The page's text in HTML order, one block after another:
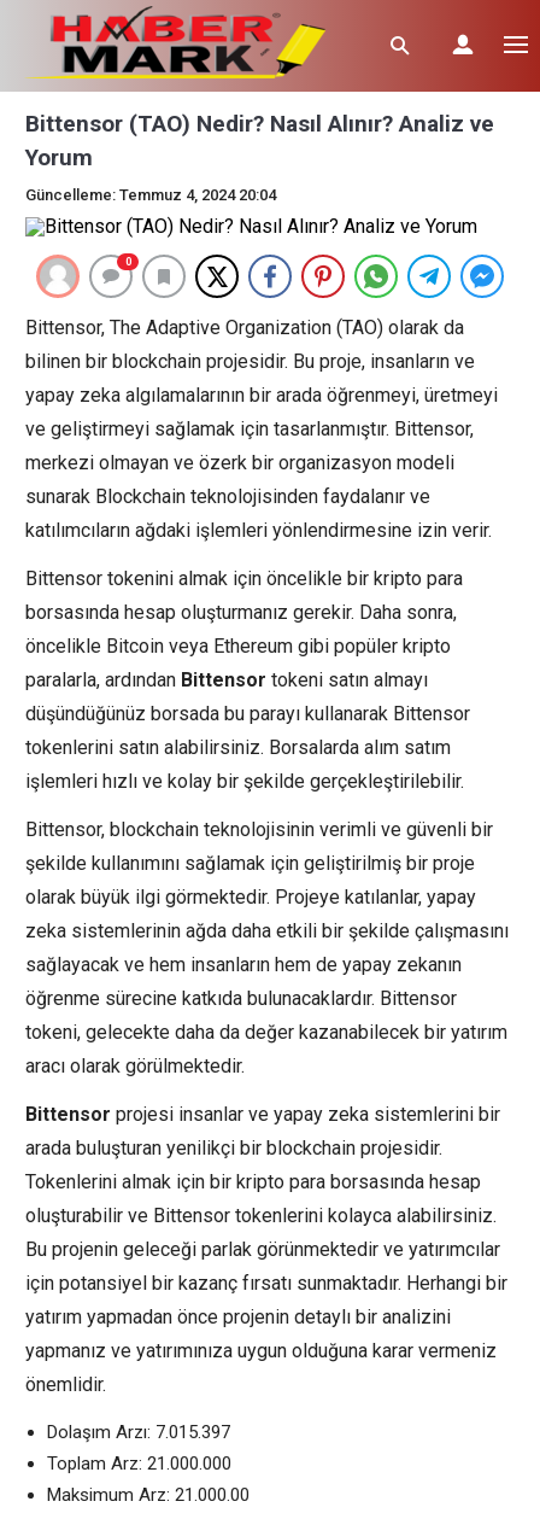
Bittensor (TAO) Nedir? Nasıl Alınır? Analiz ve
Yorum
Güncelleme: Temmuz 4, 2024 20:04
0
Bittensor, The Adaptive Organization (TAO) olarak da
bilinen bir blockchain projesidir. Bu proje, insanların ve
yapay zeka algılamalarının bir arada öğrenmeyi, üretmeyi
ve geliştirmeyi sağlamak için tasarlanmıştır. Bittensor,
merkezi olmayan ve özerk bir organizasyon modeli
sunarak Blockchain teknolojisinden faydalanır ve
katılımcıların ağdaki işlemleri yönlendirmesine izin verir.
Bittensor tokenini almak için öncelikle bir kripto para
borsasında hesap oluşturmanız gerekir. Daha sonra,
öncelikle Bitcoin veya Ethereum gibi popüler kripto
paralarla, ardından Bittensor tokeni satın almayı
düşündüğünüz borsada bu parayı kullanarak Bittensor
tokenlerini satın alabilirsiniz. Borsalarda alım satım
işlemleri hızlı ve kolay bir şekilde gerçekleştirilebilir.
Bittensor, blockchain teknolojisinin verimli ve güvenli bir
şekilde kullanımını sağlamak için geliştirilmiş bir proje
olarak büyük ilgi görmektedir. Projeye katılanlar, yapay
zeka sistemlerinin ağda daha etkili bir şekilde çalışmasını
sağlayacak ve hem insanların hem de yapay zekanın
öğrenme sürecine katkıda bulunacaklardır. Bittensor
tokeni, gelecekte daha da değer kazanabilecek bir yatırım
aracı olarak görülmektedir.
Bittensor projesi insanlar ve yapay zeka sistemlerini bir
arada buluşturan yenilikçi bir blockchain projesidir.
Tokenlerini almak için bir kripto para borsasında hesap
oluşturabilir ve Bittensor tokenlerini kolayca alabilirsiniz.
Bu projenin geleceği parlak görünmektedir ve yatırımcılar
için potansiyel bir kazanç fırsatı sunmaktadır. Herhangi bir
yatırım yapmadan önce projenin detaylı bir analizini
yapmanız ve yatırımınıza uygun olduğuna karar vermeniz
önemlidir.
Dolaşım Arzı: 7.015.397
Toplam Arz: 21.000.000
Maksimum Arz: 21.000.00